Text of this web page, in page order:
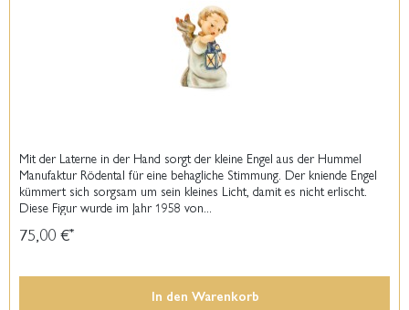
Mit der Laterne in der Hand sorgt der kleine Engel aus der Hummel
Manufaktur Rödental für eine behagliche Stimmung. Der kniende Engel
kümmert sich sorgsam um sein kleines Licht, damit es nicht erlischt.
Diese Figur wurde im Jahr 1958 von...
75,00 €*
In den Warenkorb